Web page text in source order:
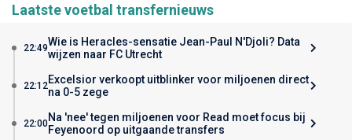
Laatste voetbal transfernieuws
22:49Wie is Heracles-sensatie Jean-Paul N'Djoli? Data
wijzen naar FC Utrecht
22:12Excelsior verkoopt uitblinker voor miljoenen direct
na 0-5 zege
22:00Na 'nee' tegen miljoenen voor Read moet focus bij
Feyenoord op uitgaande transfers